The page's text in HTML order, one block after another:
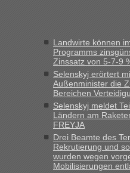
15.6. in Krakovets rüber.
Früh. Mit sehr sehr wenig
8 PKW vor der Schranke....“
Berichte und
Grenzübergang
geht es am
„Gestern 6 Stunden warten
in Krakowez mit dem
schnell da auch Passagiere
Landwirte können
Programms
Zinssatz von 5-7-9
Selenskyj erörtert
Außenminister die
Bereichen
Selenskyj meldet
Ländern am
FREYJA
Drei Beamte des
Rekrutierung und
wurden wegen
Mobilisierungen